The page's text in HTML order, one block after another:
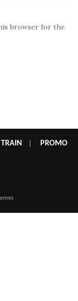
browser for the
TRAIN PROMO